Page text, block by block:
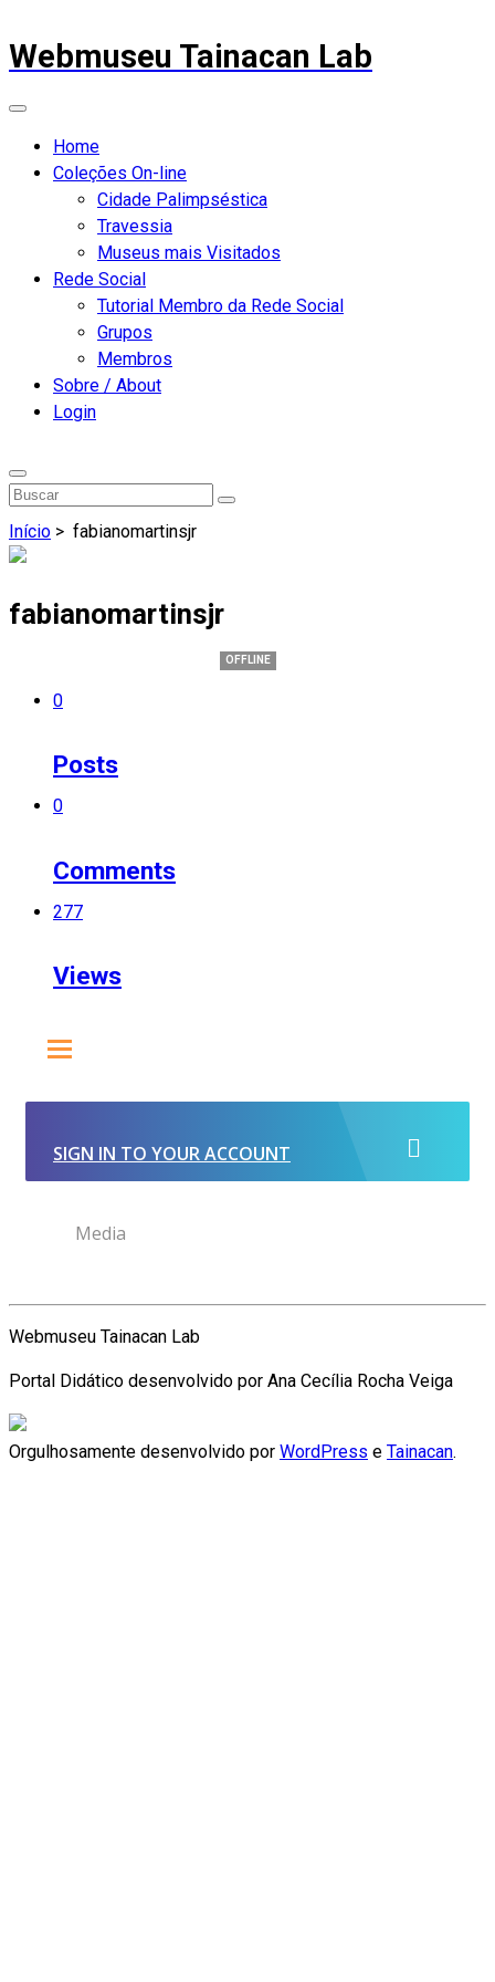
Webmuseu Tainacan Lab
Home
Coleções On-line
Cidade Palimpséstica
Travessia
Museus mais Visitados
Rede Social
Tutorial Membro da Rede Social
Grupos
Membros
Sobre / About
Login
Início > fabianomartinsjr
fabianomartinsjr
OFFLINE
0
Posts
0
Comments
277
Views
SIGN IN TO YOUR ACCOUNT
Media
Webmuseu Tainacan Lab
Portal Didático desenvolvido por Ana Cecília Rocha Veiga
Orgulhosamente desenvolvido por WordPress e Tainacan.